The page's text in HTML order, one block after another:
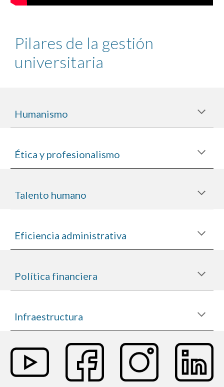
Pilares de la gestión
universitaria
Humanismo
Éticay profesionalismo
Talento humano
Eficiencia administrativa
Política financiera
Infraestructura